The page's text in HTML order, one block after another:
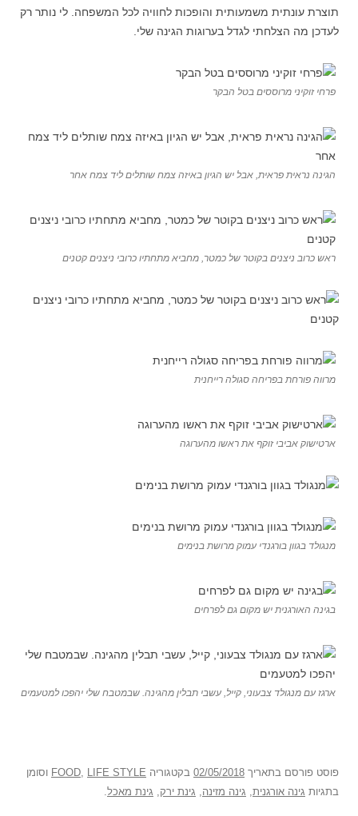
תוצרת עונתית משמעותית והופכות לחוויה לכל המשפחה. לי נותר רק
לעדכן מה הצלחתי לגדל בערוגות הגינה שלי.
פרחי זוקיני מרוססים בטל הבקר
הגינה נראית פראית, אבל יש הגיון באיזה צמח שותלים ליד צמח אחר
ראש כרוב ניצנים בקוטר של כמטר, מחביא מתחתיו כרובי ניצנים קטנים
מרווה פורחת בפריחה סגולה רייחנית
ארטישוק אביבי זוקף את ראשו מהערוגה
מנגולד בגוון בורגנדי עמוק מרושת בנימים
בגינה האורגנית יש מקום גם לפרחים
ארגז עם מנגולד צבעוני, קייל, עשבי תבלין מהגינה. שבמטבח שלי יהפכו למטעמים
פוסט פורסם בתאריך 02/05/2018 בקטגוריה FOOD LIFE STYLE
וסומן
בתגיות גינה אורגנית גינה מזינה גינת ירק גינת מאכל